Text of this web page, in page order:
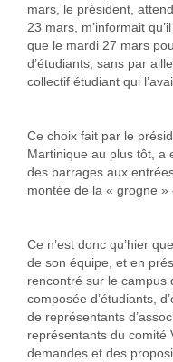
mars, le président,
23 mars, m’informait
que le mardi 27 mars
d’étudiants, sans par
collectif étudiant qui
Ce choix fait par le
Martinique au plus tôt, a
des barrages aux
montée de la « grogne »
Ce n’est donc qu’hier
de son équipe, et en
rencontré sur le
composée d’étudiants,
de représentants
représentants du comité
demandes et des